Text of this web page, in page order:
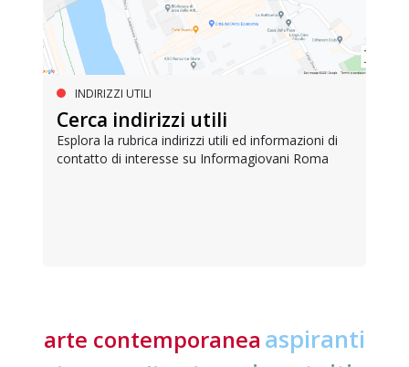
INDIRIZZI UTILI
Cerca indirizzi utili
Esplora la rubrica indirizzi utili ed informazioni di
contatto di interesse su Informagiovani Roma
arte contemporanea aspiranti